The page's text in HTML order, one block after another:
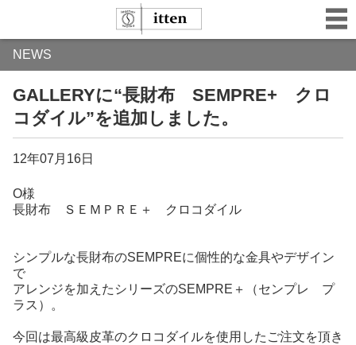
NEWS
GALLERYに“長財布 SEMPRE+ クロ
コダイル”を追加しました。
12年07月16日
O様
長財布 ＳＥＭＰＲＥ＋ クロコダイル
シンプルな長財布のSEMPREに個性的な金具やデザイン
で
アレンジを加えたシリーズのSEMPRE＋（センプレ プ
ラス）。
今回は最高級皮革のクロコダイルを使用したご注文を頂き